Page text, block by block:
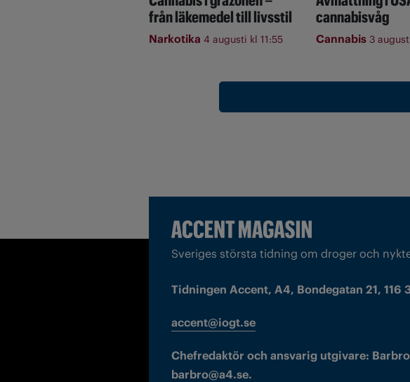
från läkemedel till livsstil
Narkotika 4 augusti kl 11:55
cannabisvåg
Cannabis 3
Sveriges största tidning om droger och
Tidningen Accent, A4, Bondegatan 21, 116
accent@iogt.se
Chefredaktör och ansvarig utgivare:
barbro@a4.se.